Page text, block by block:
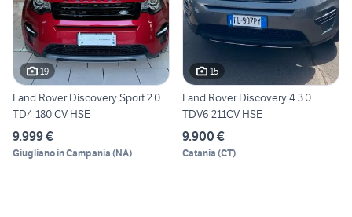
19
Land Rover Discovery Sport 2.0
TD4 180 CV HSE
9.999 €
Giugliano in Campania (NA)
15
Land Rover Discovery 4 3.0
TDV6 211CV HSE
9.900 €
Catania (CT)